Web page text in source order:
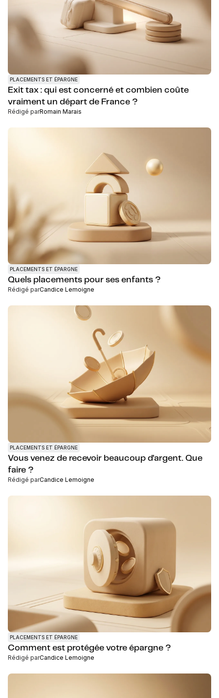
PLACEMENTS ET ÉPARGNE
Exit tax : qui est concerné et combien coûte
vraiment un départ de France ?
Rédigé parRomain Marais
PLACEMENTS ET ÉPARGNE
Quels placements pour ses enfants ?
Rédigé parCandice Lemoigne
PLACEMENTS ET ÉPARGNE
Vous venez de recevoir beaucoup d'argent. Que
faire ?
Rédigé parCandice Lemoigne
PLACEMENTS ET ÉPARGNE
Comment est protégée votre épargne ?
Rédigé parCandice Lemoigne